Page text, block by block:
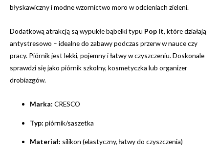
błyskawiczny i modne wzornictwo moro w odcieniach zieleni.
Dodatkową atrakcją są wypukłe bąbelki typu Pop It, które działają
antystresowo – idealne do zabawy podczas przerw w nauce czy
pracy. Piórnik jest lekki, pojemny i łatwy w czyszczeniu. Doskonale
sprawdzi się jako piórnik szkolny, kosmetyczka lub organizer
drobiazgów.
Marka: CRESCO
Typ: piórnik/saszetka
Materiał: silikon (elastyczny, łatwy do czyszczenia)